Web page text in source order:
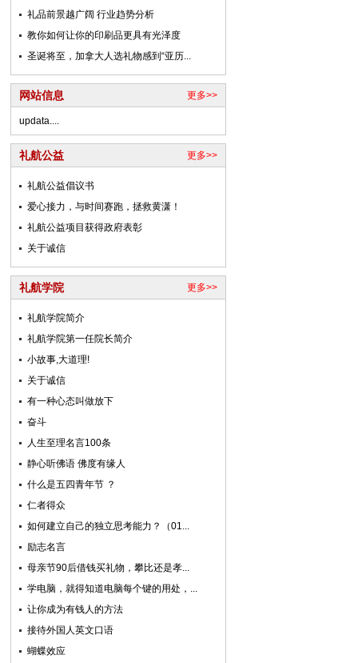
礼品前景越广阔 行业趋势分析
教你如何让你的印刷品更具有光泽度
圣诞将至，加拿大人选礼物感到“亚历...
更多>>
网站信息
updata....
更多>>
礼航公益
礼航公益倡议书
爱心接力，与时间赛跑，拯救黄潇！
礼航公益项目获得政府表彰
关于诚信
更多>>
礼航学院
礼航学院简介
礼航学院第一任院长简介
小故事,大道理!
关于诚信
有一种心态叫做放下
奋斗
人生至理名言100条
静心听佛语 佛度有缘人
什么是五四青年节 ？
仁者得众
如何建立自己的独立思考能力？（01...
励志名言
母亲节90后借钱买礼物，攀比还是孝...
学电脑，就得知道电脑每个键的用处，...
让你成为有钱人的方法
接待外国人英文口语
蝴蝶效应